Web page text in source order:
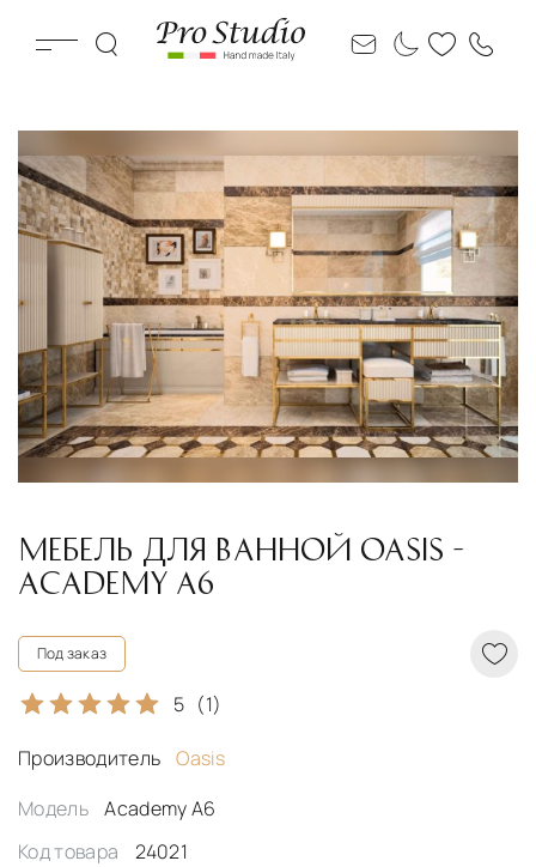
МЕБЕЛЬ ДЛЯ ВАННОЙ OASIS -
ACADEMY A6
Под заказ
5 (1)
Производитель
Oasis
Модель
Academy A6
Код товара
24021